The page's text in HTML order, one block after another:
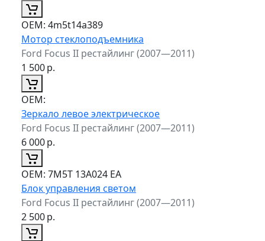
ОЕМ: 4m5t14a389
Мотор стеклоподъемника
Ford Focus II рестайлинг (2007—2011)
1 500р.
ОЕМ:
Зеркало левое электрическое
Ford Focus II рестайлинг (2007—2011)
6 000р.
ОЕМ: 7M5T 13A024 EA
Блок управления светом
Ford Focus II рестайлинг (2007—2011)
2 500р.